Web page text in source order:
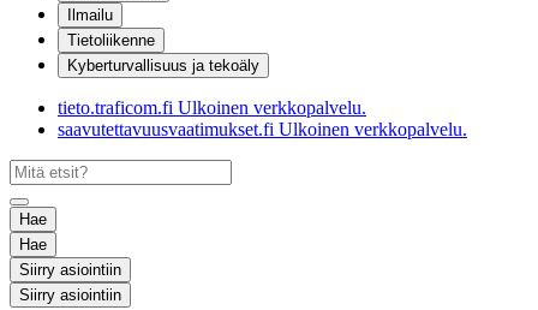
Ilmailu
Tietoliikenne
Kyberturvallisuus ja tekoäly
tieto.traficom.fi Ulkoinen verkkopalvelu.
saavutettavuusvaatimukset.fi Ulkoinen verkkopalvelu.
Hae
Hae
Siirry asiointiin
Siirry asiointiin